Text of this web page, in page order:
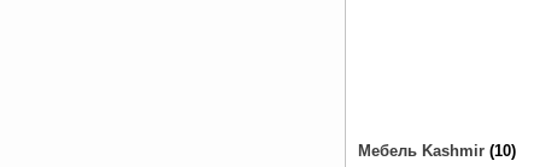
Мебель Kashmir 10